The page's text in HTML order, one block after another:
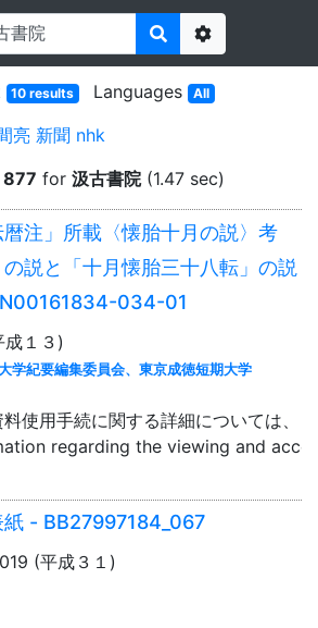
Options
10 results Languages All
亮 新聞 nhk
877 for 汲古書院(1.47 sec)
注」所載〈懐胎十月の説〉考
説と「十月懐胎三十八転」の説
034-01
１３)
学紀要編集委員会、東京成徳短期大学
使用手続に関する詳細については、「
regarding the viewing and
紙 - BB27997184_067
(平成３１)